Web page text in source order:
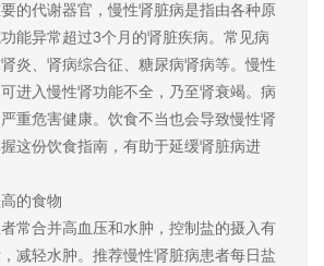
的代谢器官，慢性肾脏病是指由各种原
能异常超过3个月的肾脏疾病。常见病
炎、肾病综合征、糖尿病肾病等。慢性
进入慢性肾功能不全，乃至肾衰竭。病
重危害健康。饮食不当也会导致慢性肾
这份饮食指南，有助于延缓肾脏病进
的食物
常合并高血压和水肿，控制盐的摄入有
减轻水肿。推荐慢性肾脏病患者每日盐